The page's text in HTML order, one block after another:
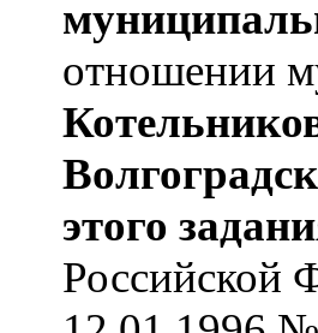
отношении
этого
Российской